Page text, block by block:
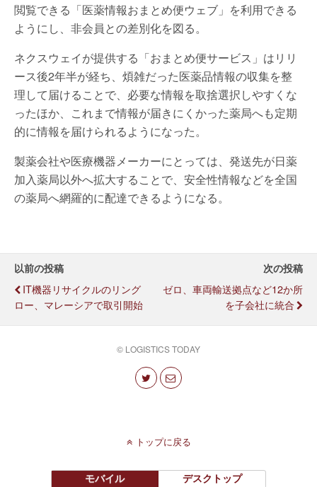
閲覧できる「医薬情報おまとめ便ウェブ」を利用できる
ようにし、非会員との差別化を図る。
ネクスウェイが提供する「おまとめ便サービス」はリリ
ース後2年半が経ち、煩雑だった医薬品情報の収集を整
理して届けることで、必要な情報を取捨選択しやすくな
ったほか、これまで情報が届きにくかった薬局へも定期
的に情報を届けられるようになった。
製薬会社や医療機器メーカーにとっては、発送先が日薬
加入薬局以外へ拡大することで、安全性情報などを全国
の薬局へ網羅的に配達できるようになる。
以前の投稿
IT機器リサイクルのリング
ロー、マレーシアで取引開始
次の投稿
ゼロ、車両輸送拠点など12か所
を子会社に統合
© LOGISTICS TODAY
トップに戻る
モバイル デスクトップ